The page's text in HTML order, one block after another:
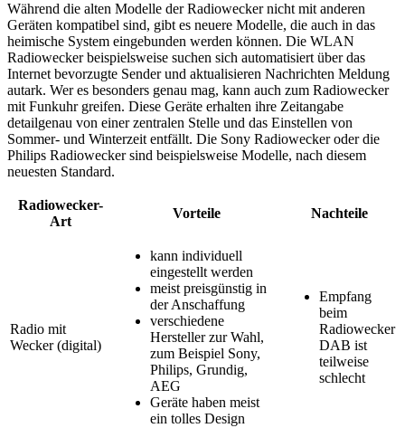
Während die alten Modelle der Radiowecker nicht mit anderen
Geräten kompatibel sind, gibt es neuere Modelle, die auch in das
heimische System eingebunden werden können. Die WLAN
Radiowecker beispielsweise suchen sich automatisiert über das
Internet bevorzugte Sender und aktualisieren Nachrichten Meldung
autark. Wer es besonders genau mag, kann auch zum Radiowecker
mit Funkuhr greifen. Diese Geräte erhalten ihre Zeitangabe
detailgenau von einer zentralen Stelle und das Einstellen von
Sommer- und Winterzeit entfällt. Die Sony Radiowecker oder die
Philips Radiowecker sind beispielsweise Modelle, nach diesem
neuesten Standard.
Radiowecker-
Art
Vorteile Nachteile
Radio mit
Wecker (digital)
kann individuell
eingestellt werden
meist preisgünstig in
der Anschaffung
verschiedene
Hersteller zur Wahl,
zum Beispiel Sony,
Philips, Grundig,
AEG
Geräte haben meist
ein tolles Design
Empfang
beim
Radiowecker
DAB ist
teilweise
schlecht